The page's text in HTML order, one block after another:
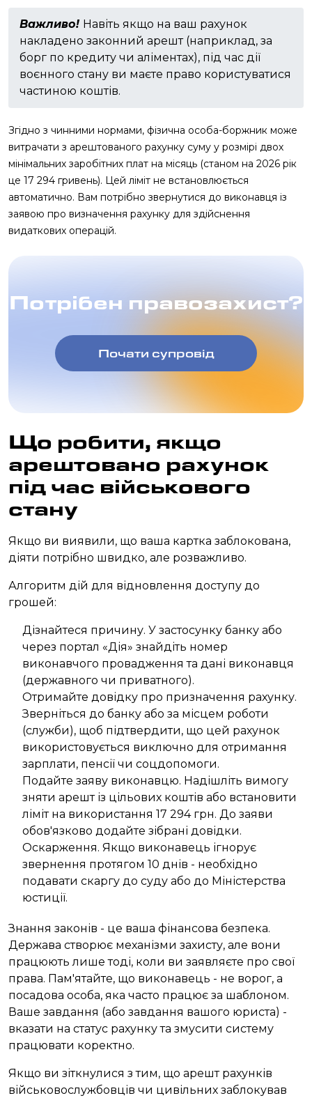
Важливо! Навіть якщо на ваш рахунок
накладено законний арешт (наприклад, за
борг по кредиту чи аліментах), під час дії
воєнного стану ви маєте право користуватися
частиною коштів.
Згідно з чинними нормами, фізична особа-боржник може
витрачати з арештованого рахунку суму у розмірі двох
мінімальних заробітних плат на місяць (станом на 2026 рік
це 17 294 гривень). Цей ліміт не встановлюється
автоматично. Вам потрібно звернутися до виконавця із
заявою про визначення рахунку для здійснення
видаткових операцій.
Потрібен правозахист?
Почати супровід
Що робити, якщо
арештовано рахунок
під час військового
стану
Якщо ви виявили, що ваша картка заблокована,
діяти потрібно швидко, але розважливо.
Алгоритм дій для відновлення доступу до
грошей:
Дізнайтеся причину. У застосунку банку або
через портал «Дія» знайдіть номер
виконавчого провадження та дані виконавця
(державного чи приватного).
Отримайте довідку про призначення рахунку.
Зверніться до банку або за місцем роботи
(служби), щоб підтвердити, що цей рахунок
використовується виключно для отримання
зарплати, пенсії чи соцдопомоги.
Подайте заяву виконавцю. Надішліть вимогу
зняти арешт із цільових коштів або встановити
ліміт на використання 17 294 грн. До заяви
обов'язково додайте зібрані довідки.
Оскарження. Якщо виконавець ігнорує
звернення протягом 10 днів - необхідно
подавати скаргу до суду або до Міністерства
юстиції.
Знання законів - це ваша фінансова безпека.
Держава створює механізми захисту, але вони
працюють лише тоді, коли ви заявляєте про свої
права. Пам'ятайте, що виконавець - не ворог, а
посадова особа, яка часто працює за шаблоном.
Ваше завдання (або завдання вашого юриста) -
вказати на статус рахунку та змусити систему
працювати коректно.
Якщо ви зіткнулися з тим, що арешт рахунків
військовослужбовців чи цивільних заблокував